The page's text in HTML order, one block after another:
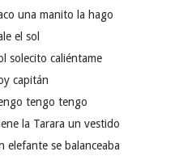
una manito la hago
el sol
solecito caliéntame
capitán
tengo tengo
la Tarara un vestido
elefante se balanceaba